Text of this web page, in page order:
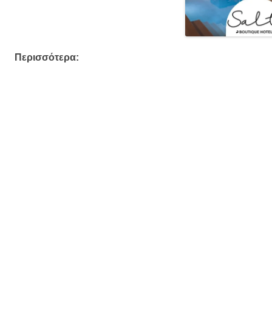
Περισσότερα: